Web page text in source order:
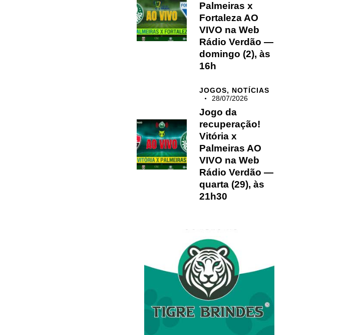
Palmeiras x
Fortaleza AO
VIVO na Web
Rádio Verdão —
domingo (2), às
16h
JOGOS, NOTÍCIAS
28/07/2026
Jogo da
recuperação!
Vitória x
Palmeiras AO
VIVO na Web
Rádio Verdão —
quarta (29), às
21h30